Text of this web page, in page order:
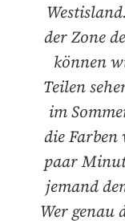
der Zone
können
Teilen
im
die
paar
jemand
Wer genau